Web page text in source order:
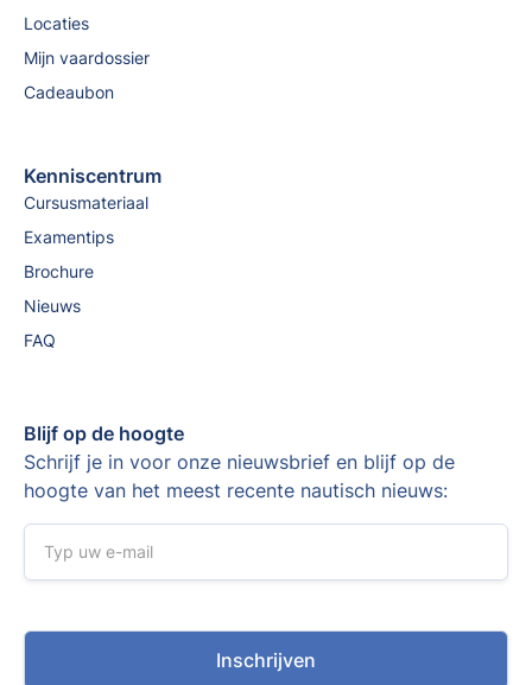
Locaties
Mijn vaardossier
Cadeaubon
Kenniscentrum
Cursusmateriaal
Examentips
Brochure
Nieuws
FAQ
Blijf op de hoogte
Schrijf je in voor onze nieuwsbrief en blijf op de
hoogte van het meest recente nautisch nieuws: